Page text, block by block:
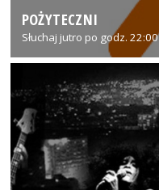
POŻYTECZNI
Słuchaj jutro po godz. 22:00